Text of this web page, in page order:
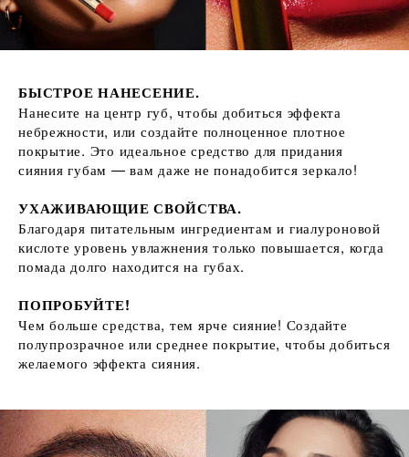
БЫСТРОЕ НАНЕСЕНИЕ.
Нанесите на центр губ, чтобы добиться эффекта
небрежности, или создайте полноценное плотное
покрытие. Это идеальное средство для придания
сияния губам — вам даже не понадобится зеркало!
УХАЖИВАЮЩИЕ СВОЙСТВА.
Благодаря питательным ингредиентам и гиалуроновой
кислоте уровень увлажнения только повышается, когда
помада долго находится на губах.
ПОПРОБУЙТЕ!
Чем больше средства, тем ярче сияние! Создайте
полупрозрачное или среднее покрытие, чтобы добиться
желаемого эффекта сияния.